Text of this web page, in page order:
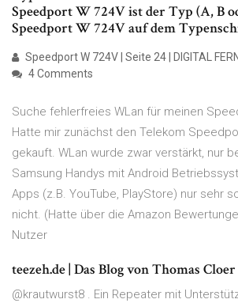
Speedport W 724V ist der Typ (A, B
Speedport W 724V auf dem
Speedport W 724V | Seite 24 | DIGITAL
4 Comments
Suche fehlerfreies WLan für meinen
Hatte mir zunächst den Telekom
gekauft. WLan wurde zwar verstärkt, nur
Samsung Handys mit Android
Apps (z.B. YouTube, PlayStore) nur sehr
nicht. (Hatte über die Amazon
Nutzer
teezeh.de | Das Blog von Thomas Cloer
@krautwurst8 . Ein Repeater mit